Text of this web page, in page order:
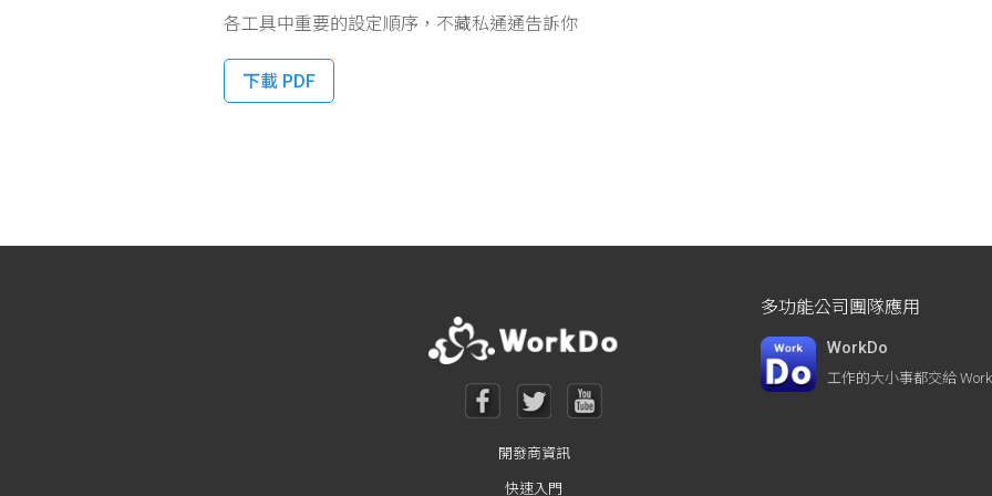
各工具中重要的設定順序，不藏私通通告訴你
下載 PDF
開發商資訊
快速入門
多功能公司團隊應用
WorkDo
工作的大小事都交給